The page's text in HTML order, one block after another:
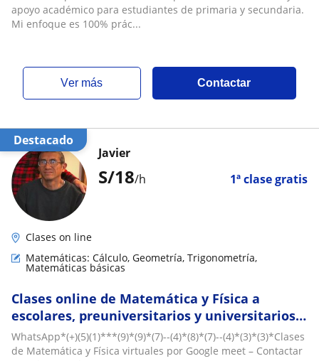
apoyo académico para estudiantes de primaria y secundaria.
Mi enfoque es 100% prác...
ver más Contactar
Destacado
S/18/h 1ª clase gratis
Javier
Clases on line
Matemáticas: Cálculo, Geometría, Trigonometría,
Matemáticas básicas
Clases online de Matemática y Física a
escolares, preuniversitarios y universitarios
primeros ciclos Cálculo, Matemática Básica
por Google meet
WhatsApp*(+)(5)(1)***(9)*(9)*(7)--(4)*(8)*(7)--(4)*(3)*(3)*Clases
de Matemática y Física virtuales por Google meet – Contactar